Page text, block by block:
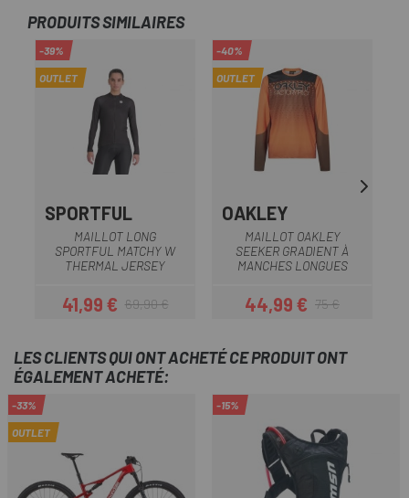
PRODUITS SIMILAIRES
-39%
OUTLET
SPORTFUL
MAILLOT LONG
SPORTFUL MATCHY W
THERMAL JERSEY
Prix
41,99 €Prix habituel
69,90 €
-40%
OUTLET
OAKLEY
MAILLOT OAKLEY
SEEKER GRADIENT À
MANCHES LONGUES
Prix
44,99 €Prix habituel
75 €
LES CLIENTS QUI ONT ACHETÉ CE PRODUIT ONT
ÉGALEMENT ACHETÉ:
-33%
OUTLET
-15%